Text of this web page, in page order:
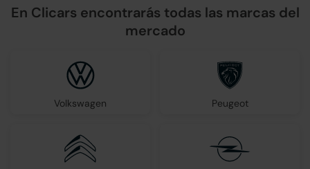
En Clicars encontrarás todas las marcas del
mercado
Volkswagen Peugeot